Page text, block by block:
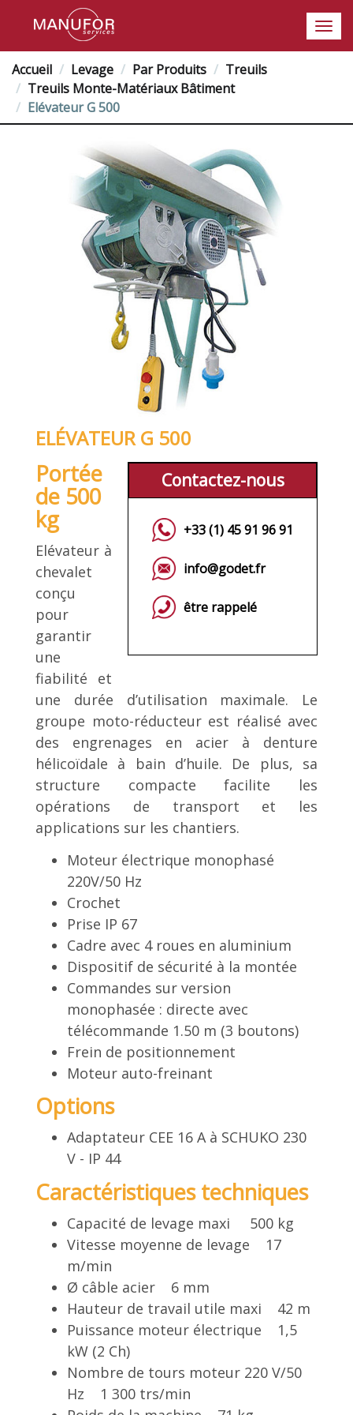
Accueil Levage Par Produits
Treuils
Treuils Monte-Matériaux Bâtiment
Elévateur G 500
ELÉVATEUR G 500
Contactez-nous
+33 (1) 45 91 96 91
info@godet.fr
être rappelé
Portée
de 500
kg
Elévateur à
chevalet
conçu
pour
garantir
une
fiabilité et
une durée d’utilisation maximale. Le
groupe moto-réducteur est réalisé avec
des engrenages en acier à denture
hélicoïdale à bain d’huile. De plus, sa
structure compacte facilite les
opérations de transport et les
applications sur les chantiers.
Moteur électrique monophasé
220V/50 Hz
Crochet
Prise IP 67
Cadre avec 4 roues en aluminium
Dispositif de sécurité à la montée
Commandes sur version
monophasée : directe avec
télécommande 1.50 m (3 boutons)
Frein de positionnement
Moteur auto-freinant
Options
Adaptateur CEE 16 A à SCHUKO 230
V - IP 44
Caractéristiques techniques
Capacité de levage maxi 500 kg
Vitesse moyenne de levage 17
m/min
Ø câble acier 6 mm
Hauteur de travail utile maxi 42 m
Puissance moteur électrique 1,5
kW (2 Ch)
Nombre de tours moteur 220 V/50
Hz 1 300 trs/min